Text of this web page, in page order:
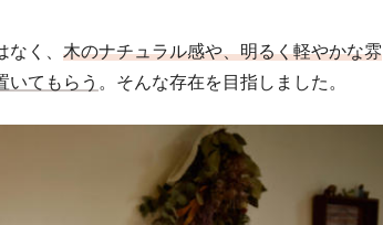
く、 木のナチュラル感や、明るく軽やかな雰
いてもらう 。そんな存在を目指しました。